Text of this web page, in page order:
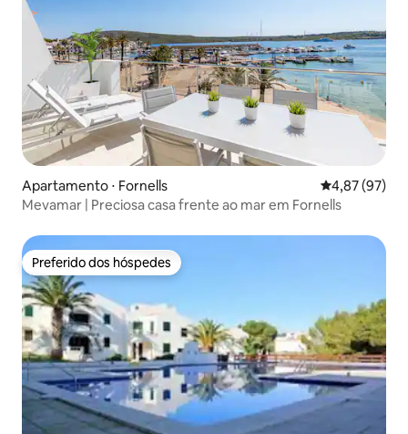
Apartamento ⋅ Fornells 4,87 de uma
4,87 (97)
Mevamar | Preciosa casa frente ao mar em Fornells
Preferido dos hóspedes
Preferido dos hóspedes